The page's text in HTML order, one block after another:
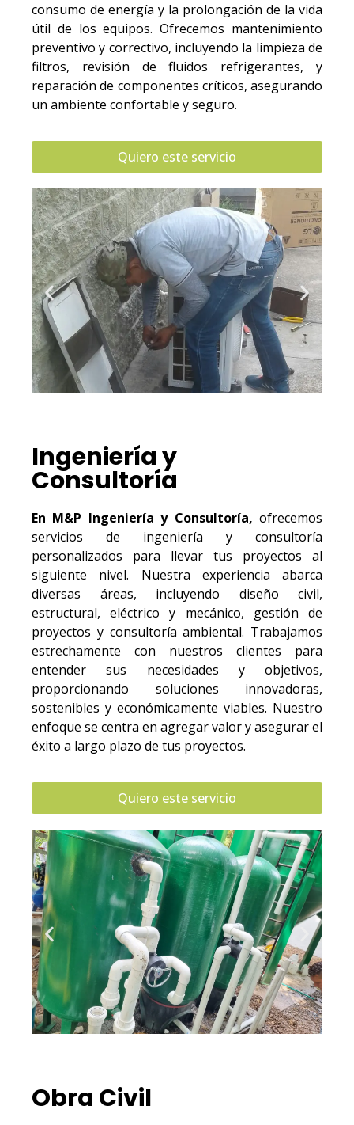
consumo de energía y la prolongación de la vida
útil de los equipos. Ofrecemos mantenimiento
preventivo y correctivo, incluyendo la limpieza de
filtros, revisión de fluidos refrigerantes, y
reparación de componentes críticos, asegurando
un ambiente confortable y seguro.
Quiero este servicio
Ingeniería y
Consultoría
En M&P Ingeniería y Consultoría, ofrecemos
servicios de ingeniería y consultoría
personalizados para llevar tus proyectos al
siguiente nivel. Nuestra experiencia abarca
diversas áreas, incluyendo diseño civil,
estructural, eléctrico y mecánico, gestión de
proyectos y consultoría ambiental. Trabajamos
estrechamente con nuestros clientes para
entender sus necesidades y objetivos,
proporcionando soluciones innovadoras,
sostenibles y económicamente viables. Nuestro
enfoque se centra en agregar valor y asegurar el
éxito a largo plazo de tus proyectos.
Quiero este servicio
Obra Civil